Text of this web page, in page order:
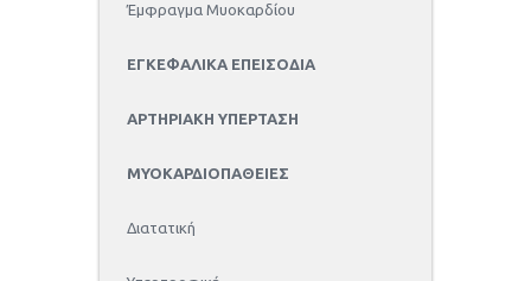
Έμφραγμα Μυοκαρδίου
ΕΓΚΕΦΑΛΙΚΑ ΕΠΕΙΣΟΔΙΑ
ΑΡΤΗΡΙΑΚΗ ΥΠΕΡΤΑΣΗ
ΜΥΟΚΑΡΔΙΟΠΑΘΕΙΕΣ
Διατατική